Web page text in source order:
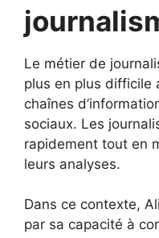
Le métier de
plus en plus difficile
chaînes
sociaux. Les
rapidement tout en
leurs analyses.
Dans ce contexte,
par sa capacité à